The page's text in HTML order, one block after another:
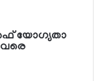
യോഗ്യതാ